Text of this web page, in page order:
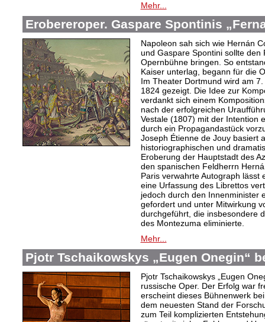
Mehr...
Erobereroper. Gaspare Spontinis
Napoleon sah sich wie Hernán
und Gaspare Spontini sollte den
Opernbühne bringen. So
Kaiser unterlag, begann für die
Im Theater Dortmund wird am
1824 gezeigt. Die Idee zur
verdankt sich einem
nach der erfolgreichen
Vestale (1807) mit der Intention
durch ein Propagandastück
Joseph Étienne de Jouy basiert
historiographischen und
Eroberung der Hauptstadt des
den spanischen Feldherrn
Paris verwahrte Autograph lässt
eine Urfassung des Librettos
jedoch durch den Innenminister
gefordert und unter Mitwirkung
durchgeführt, die insbesondere
des Montezuma eliminierte.
Mehr...
Pjotr Tschaikowskys „Eugen Onegin“
Pjotr Tschaikowskys „Eugen
russische Oper. Der Erfolg war
erscheint dieses Bühnenwerk
dem neuesten Stand der
zum Teil komplizierten